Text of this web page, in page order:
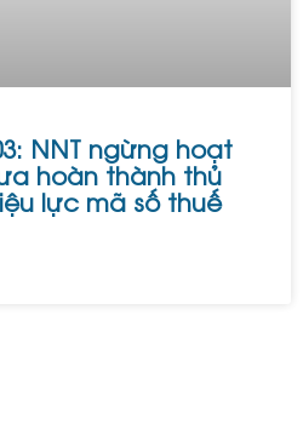
NNT ngừng hoạt
hoàn thành thủ
lực mã số thuế